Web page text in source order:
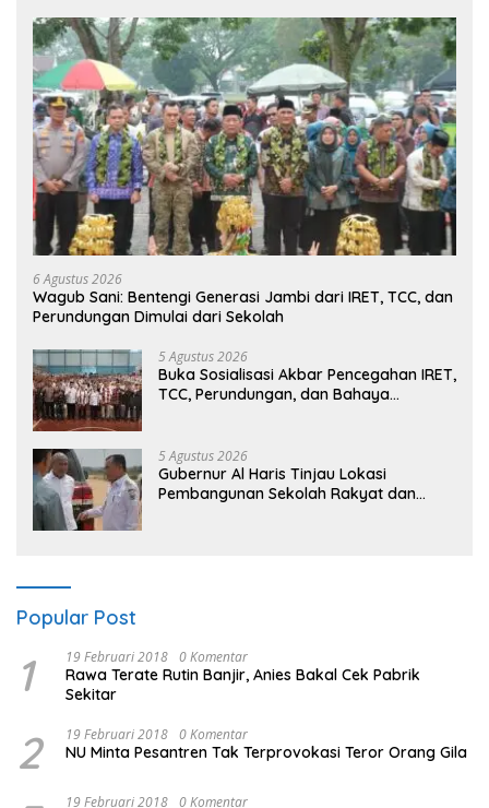
6 Agustus 2026
Wagub Sani: Bentengi Generasi Jambi dari IRET, TCC, dan
Perundungan Dimulai dari Sekolah
5 Agustus 2026
Buka Sosialisasi Akbar Pencegahan IRET,
TCC, Perundungan, dan Bahaya
masa depan sudah ada di tangan”
5 Agustus 2026
Gubernur Al Haris Tinjau Lokasi
Pembangunan Sekolah Rakyat dan
Popular Post
1 19 Februari 2018 0 Komentar
Rawa Terate Rutin Banjir, Anies Bakal Cek Pabrik
Sekitar
2 19 Februari 2018 0 Komentar
NU Minta Pesantren Tak Terprovokasi Teror Orang Gila
19 Februari 2018 0 Komentar